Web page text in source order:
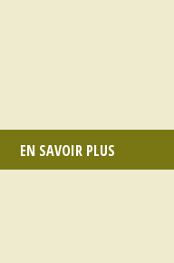
EN SAVOIR PLUS